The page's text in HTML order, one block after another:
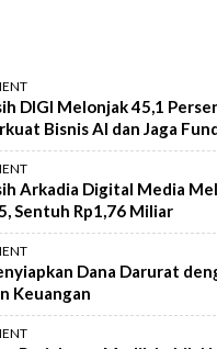
DIGI Melonjak 45,1
Bisnis AI dan Jaga
Arkadia Digital Media
Sentuh Rp1,76 Miliar
Dana Darurat
Keuangan